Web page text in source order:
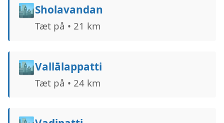
🏙️Sholavandan
Tæt på • 21 km
🏙️Vallālappatti
Tæt på • 24 km